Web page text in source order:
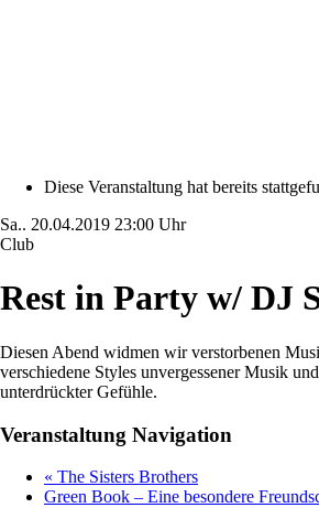
Diese Veranstaltung hat bereits
Sa.. 20.04.2019 23:00 Uhr
Club
Rest in Party w/ DJ
Diesen Abend widmen wir verstorbenen
verschiedene Styles unvergessener Musik
unterdrückter Gefühle.
Veranstaltung Navigation
« The Sisters Brothers
Green Book – Eine besondere